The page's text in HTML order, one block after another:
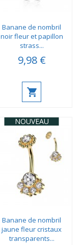
Banane de nombril
noir fleur et papillon
strass...
9,98 €
NOUVEAU
Banane de nombril
jaune fleur cristaux
transparents...